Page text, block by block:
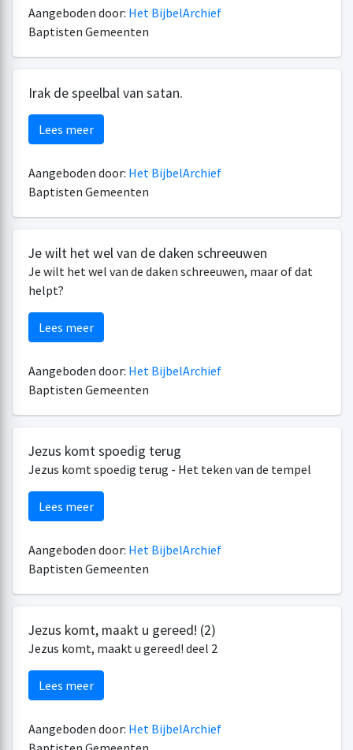
Aangeboden door: Het BijbelArchief
Baptisten Gemeenten
Irak de speelbal van satan.
Lees meer
Aangeboden door: Het BijbelArchief
Baptisten Gemeenten
Je wilt het wel van de daken schreeuwen
Je wilt het wel van de daken schreeuwen, maar of dat
helpt?
Lees meer
Aangeboden door: Het BijbelArchief
Baptisten Gemeenten
Jezus komt spoedig terug
Jezus komt spoedig terug - Het teken van de tempel
Lees meer
Aangeboden door: Het BijbelArchief
Baptisten Gemeenten
Jezus komt, maakt u gereed! (2)
Jezus komt, maakt u gereed! deel 2
Lees meer
Aangeboden door: Het BijbelArchief